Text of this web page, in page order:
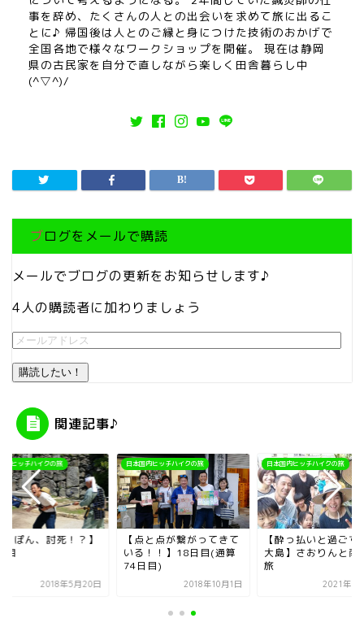
事を辞め、たくさんの人との出会いを求めて旅に出るこ
とに♪ 帰国後は人とのご縁と身につけた技術のおかげで
全国各地で様々なワークショップを開催。 現在は静岡
県の古民家を自分で直しながら楽しく田舎暮らし中
(^▽^)/
ブログをメールで購読
メールでブログの更新をお知らせします♪
4人の購読者に加わりましょう
購読したい！
関連記事♪
内ヒッチハイクの旅
ぽん、討死！？】
目
2018年5月20日
日本国内ヒッチハイクの旅
【点と点が繋がってきて
いる！！】18日目(通算
74日目)
2018年10月1日
日本国内ヒッチハイクの旅
【酔っ払いと過ごす
大島】さおりんと南
旅
2021年11